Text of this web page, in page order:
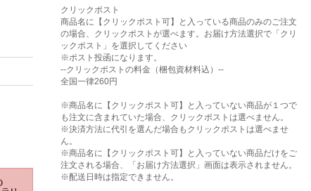
クリックポスト
商品名に【クリックポスト可】と入っている商品のみのご注文
の場合、クリックポストが選べます。お届け方法選択で「クリ
ックポスト」を選択してください
※ポスト投函になります。
--クリックポストの料金（梱包資材料込）--
全国一律260円
※商品名に【クリックポスト可】と入っていない商品が１つで
も注文に含まれていた場合、クリックポストは選べません。
※決済方法に代引を選んだ場合もクリックポストは選べませ
ん。
※商品名に【クリックポスト可】と入っていない商品だけをご
注文される場合、「お届け方法選択」画面は表示されません。
※配送日時は指定できません。